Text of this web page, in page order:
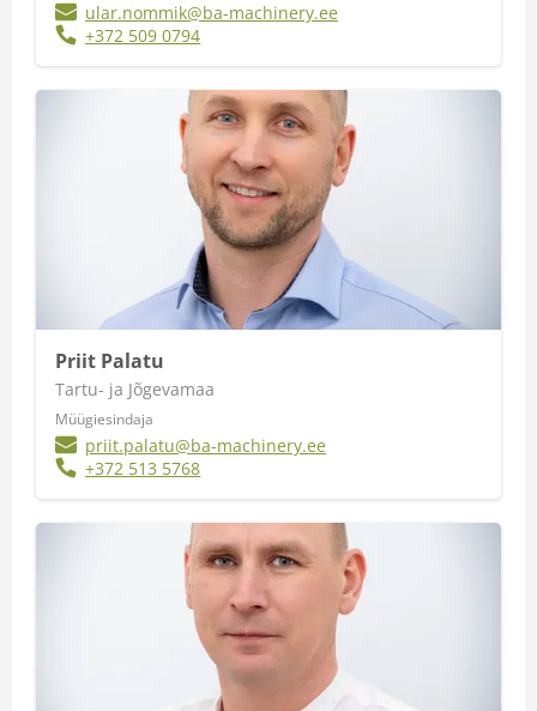
ular.nommik@ba-machinery.ee
+372 509 0794
Priit Palatu
Tartu- ja Jõgevamaa
Müügiesindaja
priit.palatu@ba-machinery.ee
+372 513 5768